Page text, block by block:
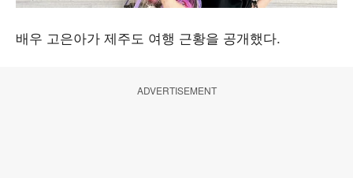
배우 고은아가 제주도 여행 근황을 공개했다.
ADVERTISEMENT